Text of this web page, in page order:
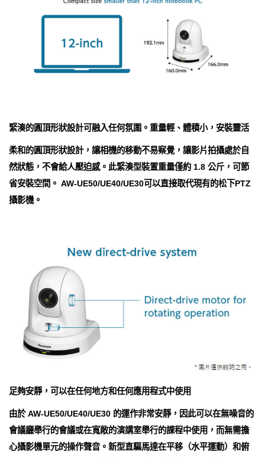
緊湊的圓頂形狀設計可融入任何氛圍。重量輕、體積小，安裝靈活
柔和的圓頂形狀設計，讓相機的移動不易察覺，讓影片拍攝處於自
然狀態，不會給人壓迫感。此緊湊型裝置重量僅約 1.8 公斤，可節
省安裝空間。 AW-UE50/UE40/UE30可以直接取代現有的松下PTZ
攝影機。
足夠安靜，可以在任何地方和任何應用程式中使用
由於 AW-UE50/UE40/UE30 的運作非常安靜，因此可以在無噪音的
會議廳舉行的會議或在寬敞的演講室舉行的課程中使用，而無需擔
心攝影機單元的操作聲音。新型直驅馬達在平移（水平運動）和俯